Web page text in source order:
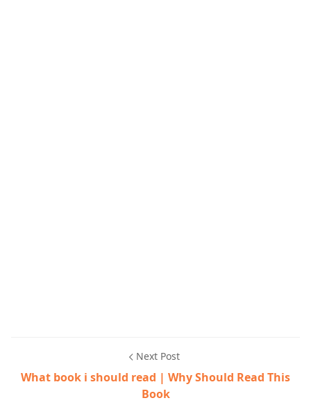
Next Post
What book i should read | Why Should Read This
Book